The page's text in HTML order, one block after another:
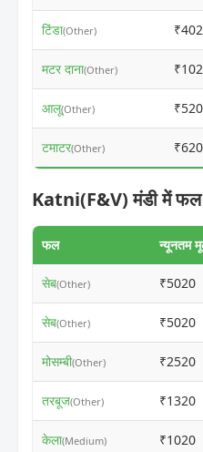
टिंडा(Other)
मटर दाना(Other)
आलू(Other) ₹520
टमाटर(Other) ₹620
Katni(F&V) मंडी में फल
फल न्यूनतम
सेब(Other) ₹5020
सेब(Other) ₹5020
मोसम्बी(Other) ₹2520
तरबूज(Other) ₹1320
केला(Medium) ₹1020